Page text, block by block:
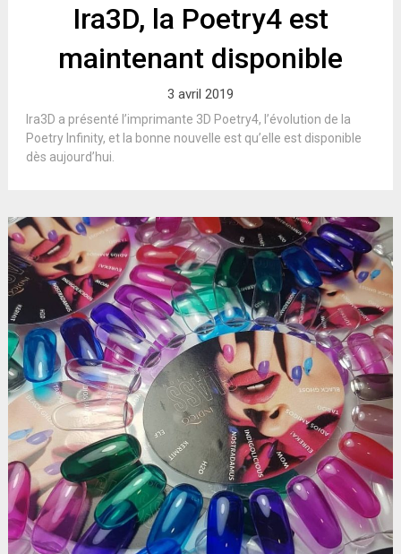
Ira3D, la Poetry4 est
maintenant disponible
3 avril 2019
Ira3D a présenté l’imprimante 3D Poetry4, l’évolution de la
Poetry Infinity, et la bonne nouvelle est qu’elle est disponible
dès aujourd’hui.